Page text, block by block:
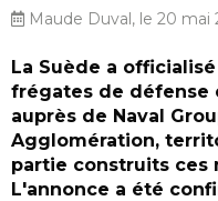
Maude Duval, le 20 mai
La Suède a
frégates de défense
auprès de Naval
Agglomération,
partie construits ces
L'annonce a été